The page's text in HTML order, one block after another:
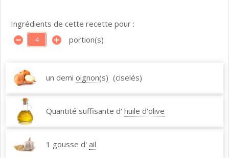
Ingrédients de cette recette pour :
portion(s)
un demi oignon(s) (ciselés)
Quantité suffisante d' huile d'olive
1 gousse d' ail